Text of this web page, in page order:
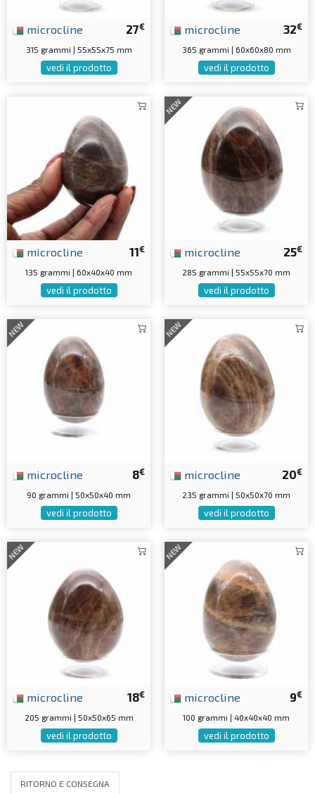
27€
microcline
315 grammi | 55x55x75 mm
vedi il prodotto
32€
microcline
365 grammi | 60x60x80 mm
vedi il prodotto
11€
microcline
135 grammi | 60x40x40 mm
vedi il prodotto
NEW
25€
microcline
285 grammi | 55x55x70 mm
vedi il prodotto
NEW
8€
microcline
90 grammi | 50x50x40 mm
vedi il prodotto
NEW
20€
microcline
235 grammi | 50x50x70 mm
vedi il prodotto
NEW
18€
microcline
205 grammi | 50x50x65 mm
vedi il prodotto
NEW
9€
microcline
100 grammi | 40x40x40 mm
vedi il prodotto
RITORNO E CONSEGNA